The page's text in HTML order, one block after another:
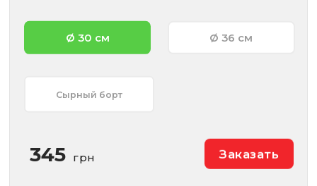
Ø 30 см Ø 36 см
Сырный борт
345 грн Заказать